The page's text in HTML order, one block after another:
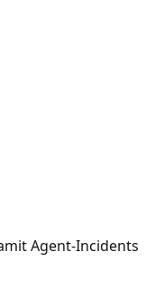
Agent-Incidents